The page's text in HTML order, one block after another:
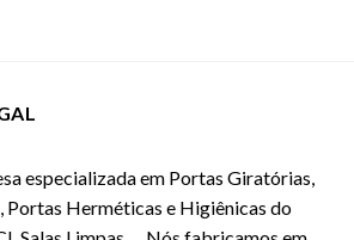
especializada em Portas Giratórias,
Portas Herméticas e Higiênicas do